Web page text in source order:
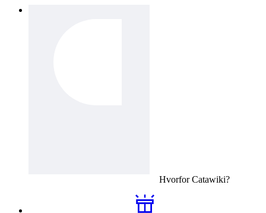
HvorforCatawiki?